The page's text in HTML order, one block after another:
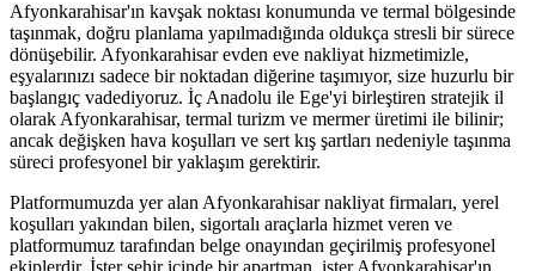
Afyonkarahisar'ın kavşak noktası konumunda ve termal bölgesinde
taşınmak, doğru planlama yapılmadığında oldukça stresli bir sürece
dönüşebilir. Afyonkarahisar evden eve nakliyat hizmetimizle,
eşyalarınızı sadece bir noktadan diğerine taşımıyor, size huzurlu bir
başlangıç vadediyoruz. İç Anadolu ile Ege'yi birleştiren stratejik il
olarak Afyonkarahisar, termal turizm ve mermer üretimi ile bilinir;
ancak değişken hava koşulları ve sert kış şartları nedeniyle taşınma
süreci profesyonel bir yaklaşım gerektirir.
Platformumuzda yer alan Afyonkarahisar nakliyat firmaları, yerel
koşulları yakından bilen, sigortalı araçlarla hizmet veren ve
platformumuz tarafından belge onayından geçirilmiş profesyonel